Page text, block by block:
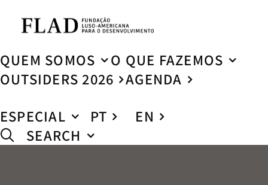
QUEM SOMOS
O QUE FAZEMOS
OUTSIDERS 2026
AGENDA
ESPECIAL
PT
EN
SEARCH